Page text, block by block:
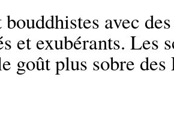
avec
et exubérants. Les
goût plus sobre